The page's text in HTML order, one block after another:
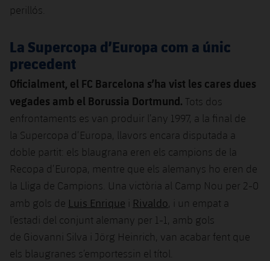
Classificació
Fotos
Història
Palmarès
Jugadors
Classificació
Junior
Juvenil
Aleví
Informació general
plusicon
més
Notícies
Atletisme
plusicon
Actualitat
Masculí
Femení
Agenda
Bàsquet en cadira de rodes
Actualitat
Jugadors
Calendari
Resultats
Hockey gel
Actualitat
Jugadors
Calendari
Hoquei herba
Notícies
Hockey Herba Masculí
Patinatge artístic
plusicon
Actualitat
Escola de Patinatge
perillós.
La Supercopa d’Europa com a únic
precedent
Oficialment, el FC Barcelona s’ha vist les cares dues
vegades amb el Borussia Dortmund. Tots dos
enfrontaments es van produir l’any 1997, a la final de
la Supercopa d’Europa, llavors encara disputada a
doble partit: els blaugrana eren els campions de la
Recopa d’Europa, mentre que els alemanys ho eren de
la Lliga de Campions. Una victòria al Camp Nou per 2-0
amb gols de Luis Enrique Rivaldo , i un empat a
l’estadi del conjunt alemany per 1-1, amb gols
de Giovanni Silva i Jörg Heinrich, van acabar fent que
els blaugranes s’emportessin el títol.